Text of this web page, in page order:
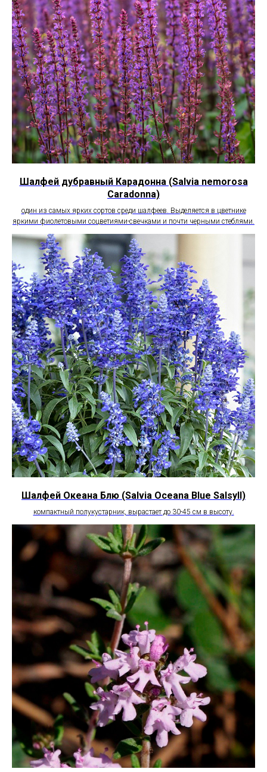
Шалфей дубравный Карадонна (Salvia nemorosa
Caradonna)
один из самых ярких сортов среди шалфеев. Выделяется в цветнике
яркими фиолетовыми соцветиями-свечками и почти черными стеблями.
Шалфей Океана Блю (Salvia Oceana Blue Salsyll)
компактный полукустарник, вырастает до 30-45 см в высоту.